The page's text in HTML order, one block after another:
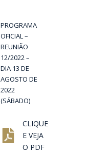
PROGRAMA
OFICIAL –
REUNIÃO
12/2022 –
DIA 13 DE
AGOSTO DE
2022
(SÁBADO)
CLIQUE
E VEJA
O PDF